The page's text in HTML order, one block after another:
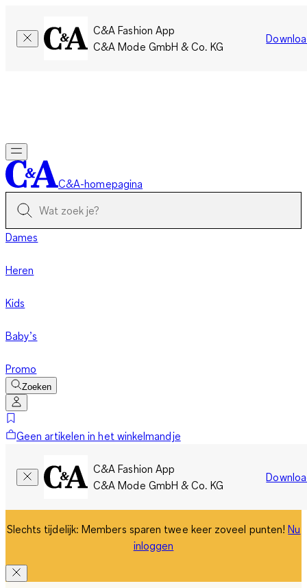
C&A Fashion App
C&A Mode GmbH & Co. KG
C&A-homepagina
Dames
Heren
Kids
Baby’s
Promo
Zoeken
Geen artikelen in het winkelmandje
C&A Fashion App
C&A Mode GmbH & Co. KG
Slechts tijdelijk: Members sparen twee keer zoveel punten!Nu
inloggen